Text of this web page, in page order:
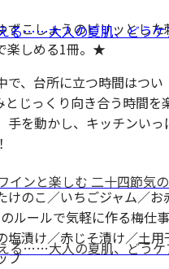
こしょうのピリッとし
楽しめる1冊。★
で、台所に立つ時間はつ
とじっくり向き合う時間
手を動かし、キッチンい
けのこ／いちごジャム／
ルールで気軽に作る梅仕事
塩漬け／赤じそ漬け／土
プ
る……大人の夏肌、どうケ
インと楽しむ 二十四節気
る……大人の夏肌、どうケ